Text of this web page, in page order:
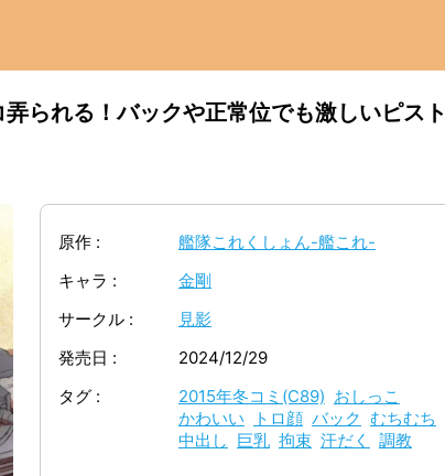
られる！バックや正常位でも激しいピスト
原作
艦隊これくしょん-艦これ-
キャラ
金剛
サークル
見影
発売日
2024/12/29
タグ
2015年冬コミ(C89) おしっこ
かわいい
トロ顔 バック むちむち
中出し 巨乳 拘束 汗だく 調教